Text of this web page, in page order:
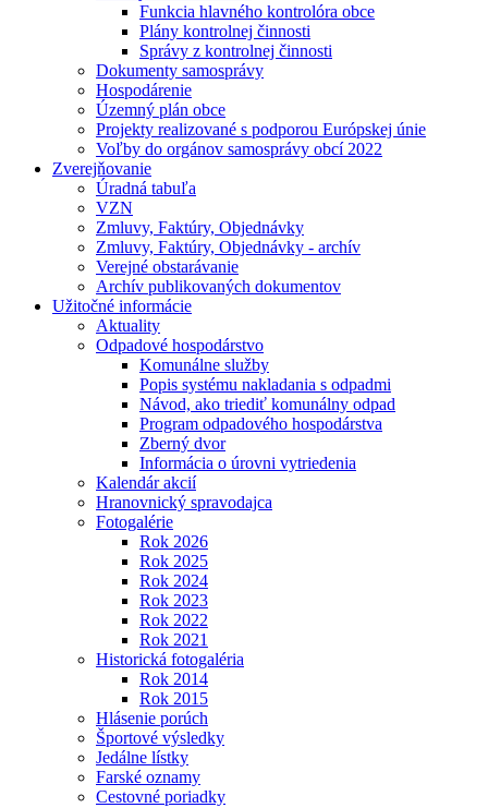
Funkcia hlavného kontrolóra obce
Plány kontrolnej činnosti
Správy z kontrolnej činnosti
Dokumenty samosprávy
Hospodárenie
Územný plán obce
Projekty realizované s podporou Európskej únie
Voľby do orgánov samosprávy obcí 2022
Zverejňovanie
Úradná tabuľa
VZN
Zmluvy, Faktúry, Objednávky
Zmluvy, Faktúry, Objednávky - archív
Verejné obstarávanie
Archív publikovaných dokumentov
Užitočné informácie
Aktuality
Odpadové hospodárstvo
Komunálne služby
Popis systému nakladania s odpadmi
Návod, ako triediť komunálny odpad
Program odpadového hospodárstva
Zberný dvor
Informácia o úrovni vytriedenia
Kalendár akcií
Hranovnický spravodajca
Fotogalérie
Rok 2026
Rok 2025
Rok 2024
Rok 2023
Rok 2022
Rok 2021
Historická fotogaléria
Rok 2014
Rok 2015
Hlásenie porúch
Športové výsledky
Jedálne lístky
Farské oznamy
Cestovné poriadky